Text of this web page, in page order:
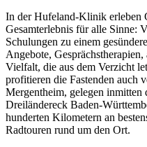
In der Hufeland-Klinik erleben
Gesamterlebnis für alle Sinne:
Schulungen zu einem
Angebote,
Vielfalt, die aus dem Verzicht
profitieren die Fastenden auch
Mergentheim, gelegen inmitten
Dreiländereck Baden-
hunderten Kilometern an
Radtouren rund um den Ort.